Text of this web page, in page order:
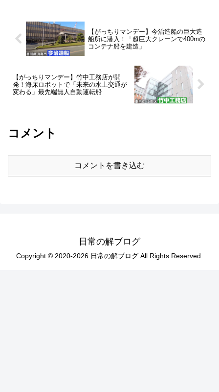
【がっちりマンデー】今治造船の巨大造
船所に潜入！「超巨大クレーンで400mの
コンテナ船を建造」
【がっちりマンデー】竹中工務店が開
発！海床ロボットで「未来の水上交通が
変わる」最先端無人自動運転船
コメント
コメントを書き込む
日常の解ブログ
Copyright © 2020-2026 日常の解ブログ All Rights Reserved.